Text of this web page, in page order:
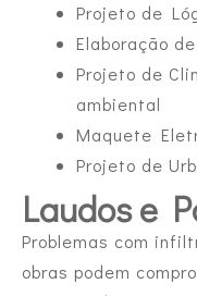
Projeto de
Elaboração
Projeto de
ambiental
Maquete
Projeto de
Laudos e
Problemas com
obras podem